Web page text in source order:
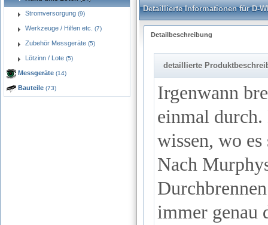
Stromversorgung (9)
Werkzeuge / Hilfen etc. (7)
Zubehör Messgeräte (5)
Lötzinn / Lote (5)
Messgeräte (14)
Bauteile (73)
Detaillierte Informationen für D-
Detailbeschreibung
detaillierte
Irgenwann
einmal
wissen, wo
Nach
immer genau